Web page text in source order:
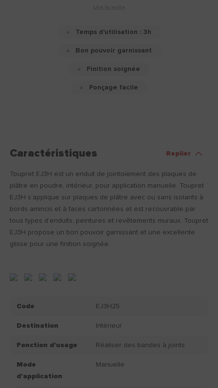
Temps d'utilisation : 3h
Bon pouvoir garnissant
Finition soignée
Ponçage facile
Caractéristiques Replier
Toupret EJ3H est un enduit de jointoiement des plaques de
plâtre en poudre, intérieur, pour application manuelle. Toupret
EJ3H s’applique sur plaques de plâtre avec ou sans isolants à
bords amincis et à faces cartonnées et est recouvrable par
tous types d’enduits, peintures et revêtements muraux. Toupret
EJ3H propose un bon pouvoir garnissant et une excellente
glisse pour une finition soignée.
Code EJ3H25
Destination Intérieur
Fonction d'usage Réaliser des bandes à joints
Mode
d'application
Manuelle